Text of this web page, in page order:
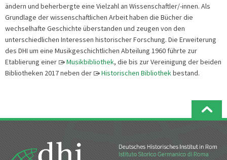
ändern und beherbergte eine Vielzahl an Wissenschaftler/-innen. Als
Grundlage der wissenschaftlichen Arbeit haben die Bücher die
wechselhafte Geschichte überstanden und zeugen von den
unterschiedlichen Interessen historischer Forschung. Die Erweiterung
des DHI um eine Musikgeschichtlichen Abteilung 1960 führte zur
Etablierung einer
Musikbibliothek, die bis zur Vereinigung der beiden
Bibliotheken 2017 neben der
Historischen Bibliothekbestand.